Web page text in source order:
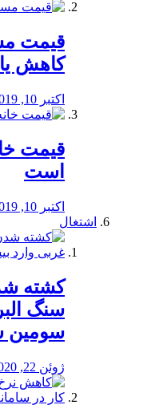
کاهش
اکتبر 10, 2019
قیمت
است
اکتبر 10, 2019
اشتغال
سنگ
سومین
ژوئن 22, 2020